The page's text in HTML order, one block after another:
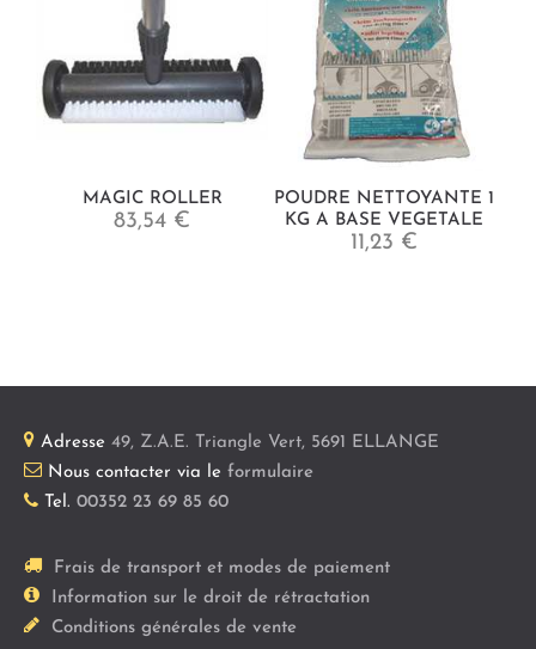
MAGIC ROLLER
83,54 €
POUDRE NETTOYANTE 1
KG A BASE VEGETALE
11,23 €
Adresse 49, Z.A.E. Triangle Vert, 5691
ELLANGE
Nous contacter via le formulaire
Tel. 00352 23 69 85 60
Frais de transport et modes de paiement
Information sur le droit de rétractation
Conditions générales de vente